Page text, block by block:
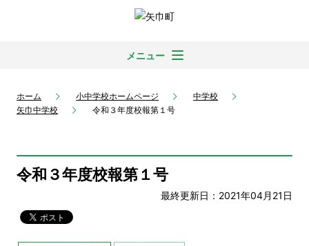
メニュー
ホーム 小中学校ホームページ
中学校
矢巾中学校
令和３年度校報第１号
令和３年度校報第１号
最終更新日：2021年04月21日